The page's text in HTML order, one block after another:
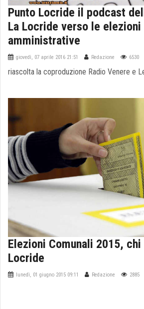
Punto Locride il podcast
La Locride verso le elezioni
amministrative
giovedì, 07 aprile 2016 21:51 Redazione 6530
riascolta la coproduzione Radio Venere e
Elezioni Comunali 2015,
Locride
lunedì, 01 giugno 2015 09:11 Redazione 2885